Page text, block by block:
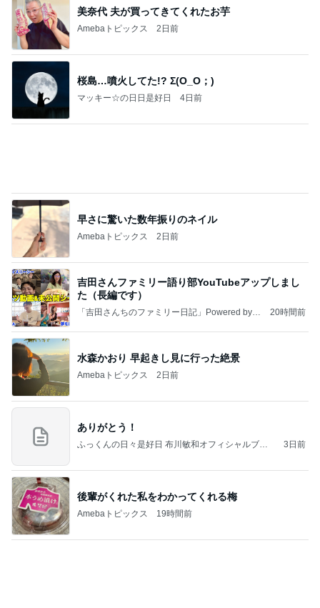
美奈代 夫が買ってきてくれたお芋
Amebaトピックス 2日前
桜島…噴火してた!? Σ(O_O；)
マッキー☆の日日是好日 4日前
早さに驚いた数年振りのネイル
Amebaトピックス 2日前
吉田さんファミリー語り部YouTubeアップしまし
た（長編です）
「吉田さんちのファミリー日記」Powered by A
20時間前
水森かおり 早起きし見に行った絶景
Amebaトピックス 2日前
ありがとう！
ふっくんの日々是好日 布川敏和オフィシャルブロ
3日前
後輩がくれた私をわかってくれる梅
Amebaトピックス 19時間前